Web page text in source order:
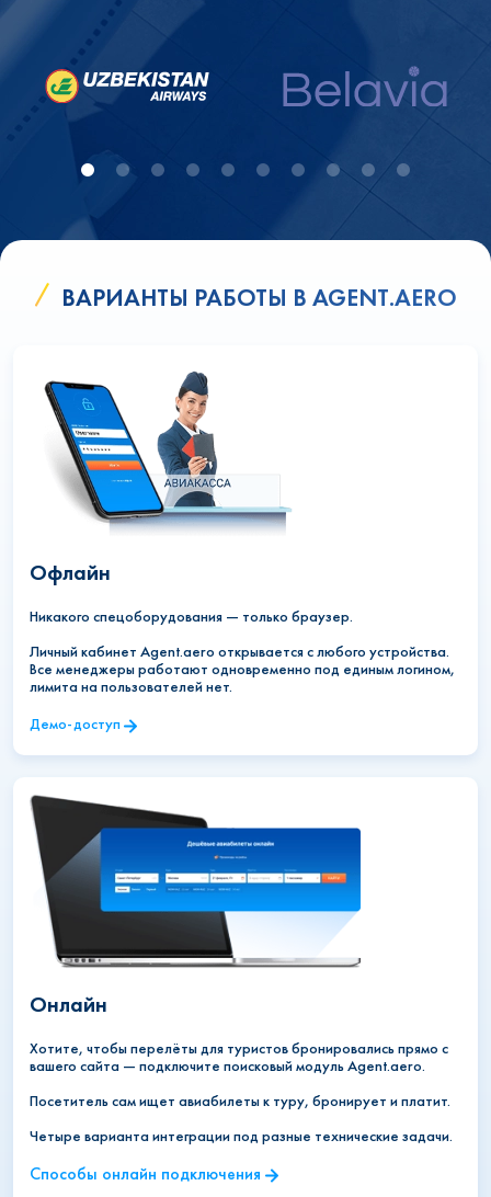
ВАРИАНТЫ РАБОТЫ В AGENT.AERO
Офлайн
Никакого спецоборудования — только браузер.
Личный кабинет Agent.aero открывается с любого устройства.
Все менеджеры работают одновременно под единым логином,
лимита на пользователей нет.
Демо-доступ
Онлайн
Хотите, чтобы перелёты для туристов бронировались прямо с
вашего сайта — подключите поисковый модуль Agent.aero.
Посетитель сам ищет авиабилеты к туру, бронирует и платит.
Четыре варианта интеграции под разные технические задачи.
Cпособы онлайн подключения